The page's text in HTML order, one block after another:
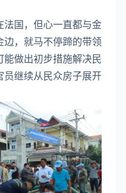
法国，但心一直都与金
边，就马不停蹄的带领
做出初步措施解决民
员继续从民众房子展开